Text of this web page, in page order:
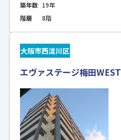
築年数 19年
階層
8階
大阪市西淀川区
エヴァステージ梅田WEST